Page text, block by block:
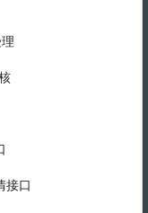
接口